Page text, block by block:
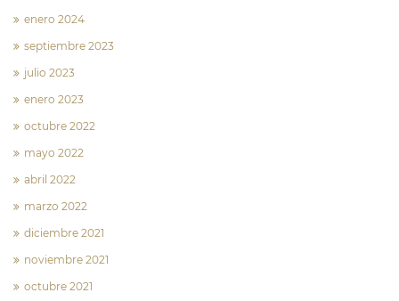
enero 2024
septiembre 2023
julio 2023
enero 2023
octubre 2022
mayo 2022
abril 2022
marzo 2022
diciembre 2021
noviembre 2021
octubre 2021